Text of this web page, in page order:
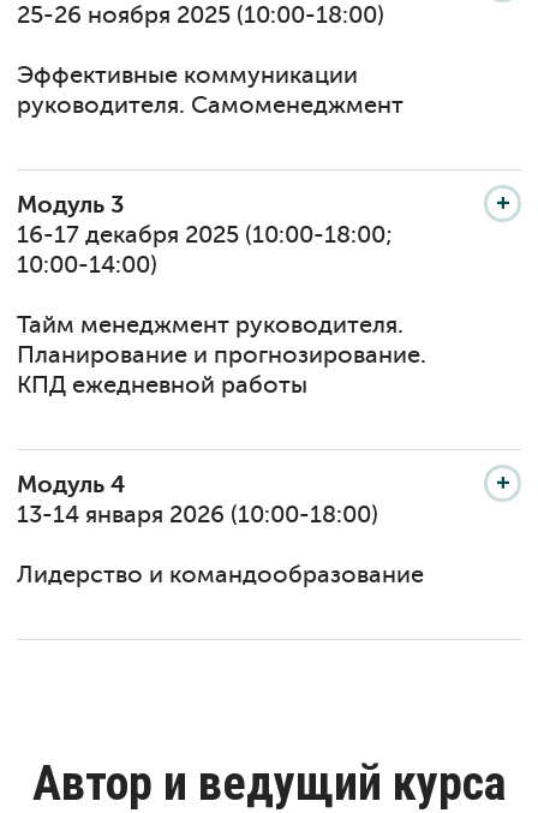
25-26 ноября 2025 (10:00-18:00)
Эффективные коммуникации
руководителя. Самоменеджмент
Модуль 3
16-17 декабря 2025 (10:00-18:00;
10:00-14:00)
Тайм менеджмент руководителя.
Планирование и прогнозирование.
КПД ежедневной работы
Модуль 4
13-14 января 2026 (10:00-18:00)
Лидерство и командообразование
Автор и ведущий курса